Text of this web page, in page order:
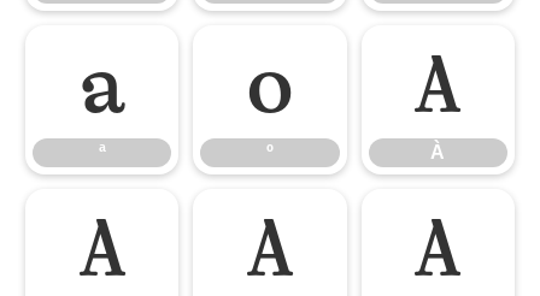
ª
ª
º
º
À
À
Á Â Ã